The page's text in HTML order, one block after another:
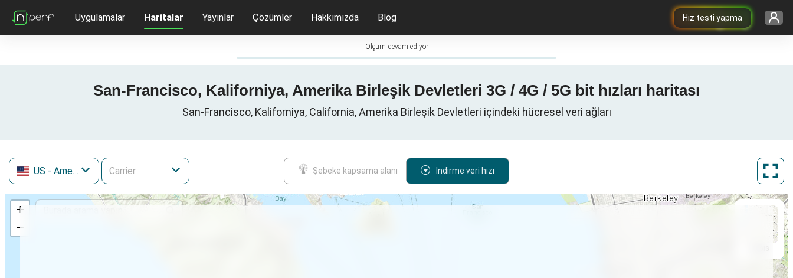
Hız testi yapma
Uygulamalar Haritalar Yayınlar Çözümler Hakkımızda Blog
Ölçüm devam ediyor
San-Francisco, Kaliforniya, Amerika Birleşik Devletleri 3G / 4G / 5G bit hızları haritası
San-Francisco, Kaliforniya, California, Amerika Birleşik Devletleri içindeki hücresel veri ağları
US - Amerika Birleşik Devletleri Şebeke kapsama alanı İndirme veri hızı
+
−